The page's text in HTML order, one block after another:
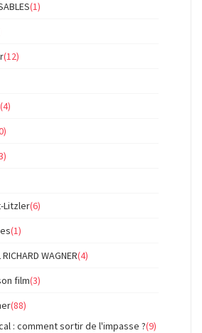
(1)
(12)
(4)
Litzler(6)
(1)
WAGNER(4)
film(3)
(88)
: comment sortir de l'impasse ?(9)